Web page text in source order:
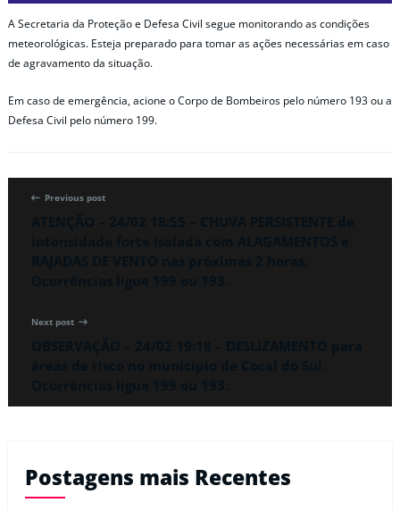
A Secretaria da Proteção e Defesa Civil segue monitorando as condições
meteorológicas. Esteja preparado para tomar as ações necessárias em caso
de agravamento da situação.
Em caso de emergência, acione o Corpo de Bombeiros pelo número 193 ou a
Defesa Civil pelo número 199.
Previous post
Next post
Postagens mais Recentes